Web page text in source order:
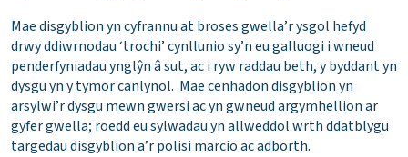
Mae disgyblion yn cyfrannu at broses gwella’r ysgol hefyd
drwy ddiwrnodau ‘trochi’ cynllunio sy’n eu galluogi i wneud
penderfyniadau ynglŷn â sut, ac i ryw raddau beth, y byddant yn
dysgu yn y tymor canlynol. Mae cenhadon disgyblion yn
arsylwi’r dysgu mewn gwersi ac yn gwneud argymhellion ar
gyfer gwella; roedd eu sylwadau yn allweddol wrth ddatblygu
targedau disgyblion a’r polisi marcio ac adborth.